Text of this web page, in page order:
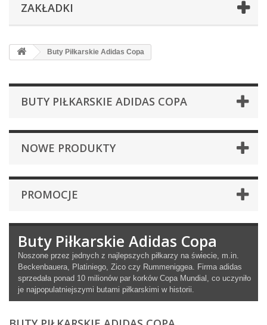
ZAKŁADKI
Buty Piłkarskie Adidas Copa
BUTY PIŁKARSKIE ADIDAS COPA
NOWE PRODUKTY
PROMOCJE
Buty Piłkarskie Adidas Copa
Noszone przez jednych z najlepszych piłkarzy na świecie, m.in.
Beckenbauera, Platiniego, Zico czy Rummeniggea. Firma adidas
sprzedała ponad 10 milionów par korków Copa Mundial, co uczyniło
je najpopulatniejszymi butami piłkarskimi w historii.